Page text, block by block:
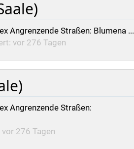
Angrenzende Straßen: Blumena ...
vor 276 Tagen
Angrenzende Straßen:
276 Tagen